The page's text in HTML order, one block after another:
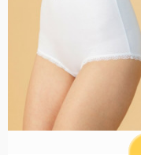
Избранное
История просмотров
Помощь